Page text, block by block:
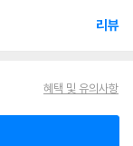
리뷰
혜택 및 유의사항